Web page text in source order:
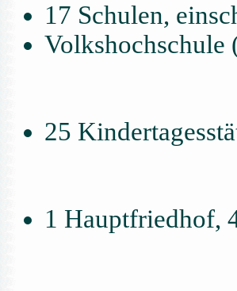
17 Schulen,
Volkshochschule
25
1 Hauptfriedhof,